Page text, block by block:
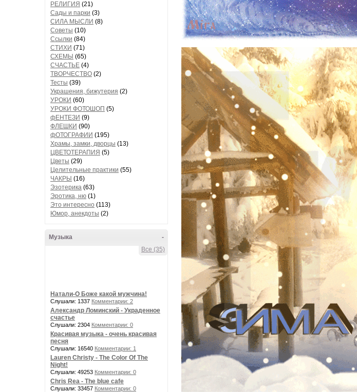
РЕЛИГИЯ (21)
Сады и парки (3)
СИЛА МЫСЛИ (8)
Советы (10)
Ссылки (84)
СТИХИ (71)
СХЕМЫ (65)
СЧАСТЬЕ (4)
ТВОРЧЕСТВО (2)
Тесты (39)
Украшения, бижутерия (2)
УРОКИ (60)
УРОКИ ФОТОШОП (5)
фЕНТЕЗИ (9)
ФЛЕШКИ (90)
фОТОГРАФИИ (195)
Храмы, замки, дворцы (13)
ЦВЕТОТЕРАПИЯ (5)
Цветы (29)
Целительные практики (55)
ЧАКРЫ (16)
Эзотерика (63)
Эротика, ню (1)
Это интересно (113)
Юмор, анекдоты (2)
-
Музыка
Все (35)
Натали-О Боже какой мужчина!
Слушали: 1337 Комментарии: 2
Александр Ломинский - Украденное
счастье
Слушали: 2304 Комментарии: 0
Красивая музыка - очень красивая
песня
Слушали: 16540 Комментарии: 1
Lauren Christy - The Color Of The
Night!
Слушали: 49253 Комментарии: 0
Chris Rea - The blue cafe
Слушали: 33457 Комментарии: 0